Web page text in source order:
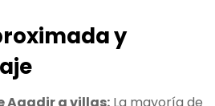
y
Agadir a villas: La mayoría de